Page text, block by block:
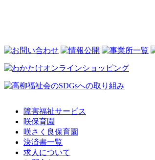
障害福祉サービス
咲保育園
咲さく良保育園
決済書一覧
求人について